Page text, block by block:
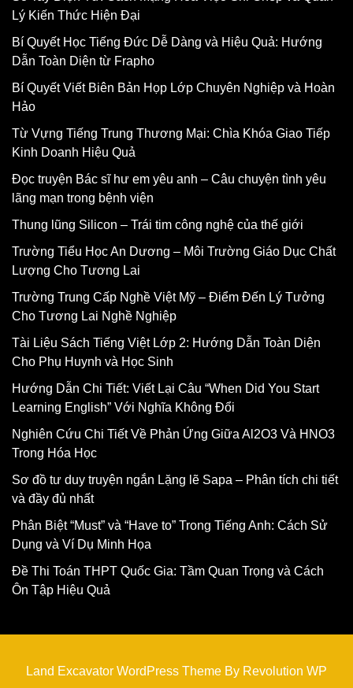
Lý Kiến Thức Hiện Đại
Bí Quyết Học Tiếng Đức Dễ Dàng và Hiệu Quả: Hướng
Dẫn Toàn Diện từ Frapho
Bí Quyết Viết Biên Bản Họp Lớp Chuyên Nghiệp và Hoàn
Hảo
Từ Vựng Tiếng Trung Thương Mại: Chìa Khóa Giao Tiếp
Kinh Doanh Hiệu Quả
Đọc truyện Bác sĩ hư em yêu anh – Câu chuyện tình yêu
lãng mạn trong bệnh viện
Thung lũng Silicon – Trái tim công nghệ của thế giới
Trường Tiểu Học An Dương – Môi Trường Giáo Dục Chất
Lượng Cho Tương Lai
Trường Trung Cấp Nghề Việt Mỹ – Điểm Đến Lý Tưởng
Cho Tương Lai Nghề Nghiệp
Tài Liệu Sách Tiếng Việt Lớp 2: Hướng Dẫn Toàn Diện
Cho Phụ Huynh và Học Sinh
Hướng Dẫn Chi Tiết: Viết Lại Câu “When Did You Start
Learning English” Với Nghĩa Không Đổi
Nghiên Cứu Chi Tiết Về Phản Ứng Giữa Al2O3 Và HNO3
Trong Hóa Học
Sơ đồ tư duy truyện ngắn Lặng lẽ Sapa – Phân tích chi tiết
và đầy đủ nhất
Phân Biệt “Must” và “Have to” Trong Tiếng Anh: Cách Sử
Dụng và Ví Dụ Minh Họa
Đề Thi Toán THPT Quốc Gia: Tầm Quan Trọng và Cách
Ôn Tập Hiệu Quả
Land Excavator WordPress Theme By Revolution WP